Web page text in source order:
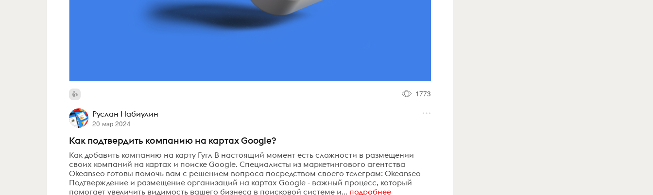
1773
Руслан Набиулин
20 мар 2024
Как подтвердить компанию на картах Google?
Как добавить компанию на карту Гугл В настоящий момент есть сложности в размещении
своих компаний на картах и поиске Google. Специалисты из маркетингового агентства
Okeanseo готовы помочь вам с решением вопроса посредством своего телеграм: Okeanseo
Подтверждение и размещение организаций на картах Google - важный процесс, который
помогает увеличить видимость вашего бизнеса в поисковой системе и... подробнее